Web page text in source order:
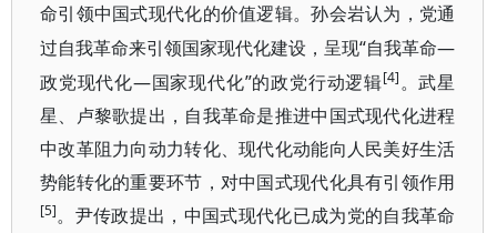
命引领中国式现代化的价值逻辑。孙会岩认为，党通
过自我革命来引领国家现代化建设，呈现“自我革命—
政党现代化—国家现代化”的政党行动逻辑[4] 。武星
星、卢黎歌提出，自我革命是推进中国式现代化进程
中改革阻力向动力转化、现代化动能向人民美好生活
势能转化的重要环节，对中国式现代化具有引领作用
[5]。尹传政提出，中国式现代化已成为党的自我革命